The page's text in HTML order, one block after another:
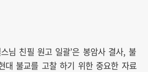
님 친필 원고 일괄’은 봉암사 결사, 불
대 불교를 고찰 하기 위한 중요한 자료